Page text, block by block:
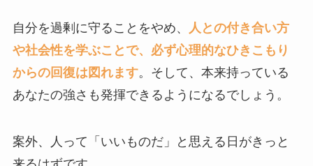
自分を過剰に守ることをやめ、
人との付き合い方
や社会性を学ぶことで、必ず心理的なひきこもり
からの回復は図れます。そして、本来持っている
あなたの強さも発揮できるようになるでしょう。
案外、人って「いいものだ」と思える日がきっと